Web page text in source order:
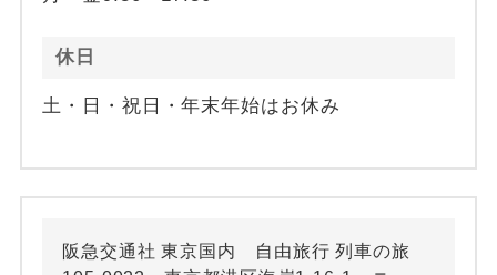
休日
土・日・祝日・年末年始はお休み
阪急交通社 東京国内 自由旅行 列車の旅